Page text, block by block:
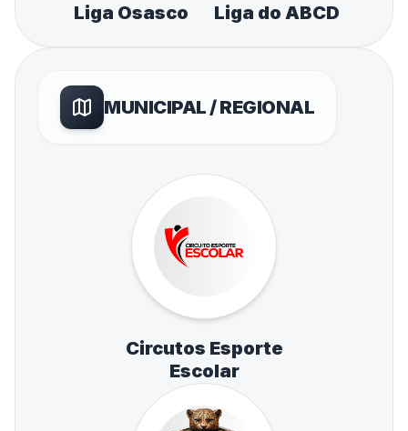
Liga Osasco Liga do ABCD
MUNICIPAL / REGIONAL
Circutos Esporte
Escolar